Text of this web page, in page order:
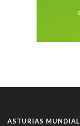
ASTURIAS MUNDIAL